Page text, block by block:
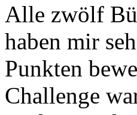
Alle zwölf
haben mir
Punkten
Challenge